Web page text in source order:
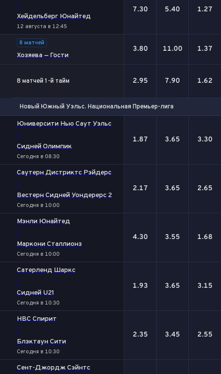
-
Хейдельберг Юнайтед
12 августа в 12:45
7.30 5.40 1.27
8 матчей
Хозяева — Гости
3.80 11.00 1.37
8 матчей 1-й тайм 2.95 7.90 1.62
Новый Южный Уэльс. Национальная Премьер-лига
Юниверсити Нью Саут Уэльс
-
Сидней Олимпик
Сегодня в 08:30
1.87 3.65 3.30
Саутерн Дистриктс Рэйдерс
-
Вестерн Сидней Уондерерс 2
Сегодня в 10:00
2.17 3.65 2.65
Мэнли Юнайтед
-
Маркони Сталлионз
Сегодня в 10:00
4.30 3.55 1.68
Сатерленд Шаркс
-
Сидней U21
Сегодня в 10:30
1.93 3.65 3.15
НВС Спирит
-
Блэктаун Сити
Сегодня в 10:30
2.35 3.45 2.55
Сент-Джордж Сэйнтс